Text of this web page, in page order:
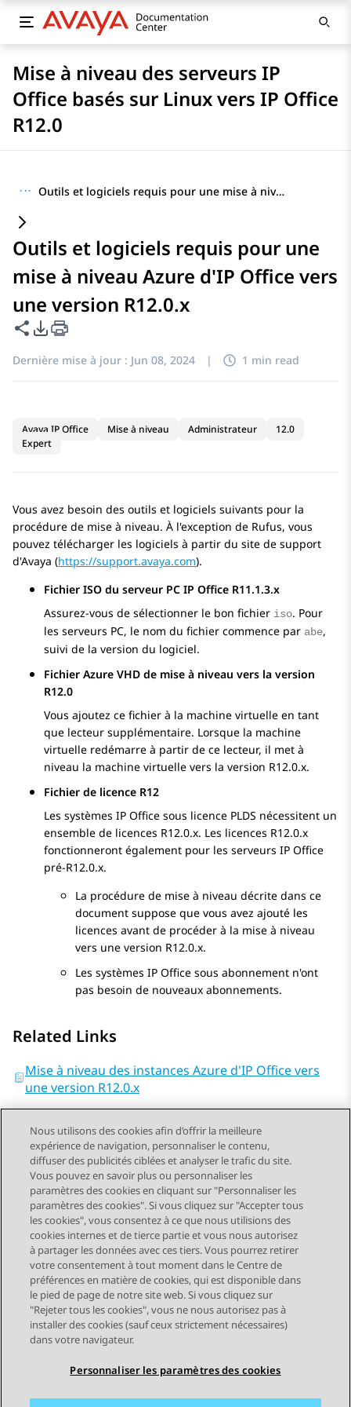
Mise à niveau des serveurs IP
Office basés sur Linux vers IP Office
R12.0
··· Outils et logiciels requis pour une mise à niveau Azure d'IP Office vers une version R12.0.x
Outils et logiciels requis pour une
mise à niveau Azure d'IP Office vers
une version R12.0.x
Partager cette page
Options d'exportation PDF
Dernière mise à jour : Jun 08, 2024 | 1 min read
Avaya IP Office Mise à niveau Administrateur
12.0
Expert
Vous avez besoin des outils et logiciels suivants pour la
procédure de mise à niveau. À l'exception de Rufus, vous
pouvez télécharger les logiciels à partir du site de support
d'Avaya (https://support.avaya.com).
Fichier ISO du serveur PC IP Office R11.1.3.x
Assurez-vous de sélectionner le bon fichier iso. Pour
les serveurs PC, le nom du fichier commence par abe,
suivi de la version du logiciel.
Fichier Azure VHD de mise à niveau vers la version
R12.0
Vous ajoutez ce fichier à la machine virtuelle en tant
que lecteur supplémentaire. Lorsque la machine
virtuelle redémarre à partir de ce lecteur, il met à
niveau la machine virtuelle vers la version R12.0.x.
Fichier de licence R12
Les systèmes IP Office sous licence PLDS nécessitent un
ensemble de licences R12.0.x. Les licences R12.0.x
fonctionneront également pour les serveurs IP Office
pré-R12.0.x.
La procédure de mise à niveau décrite dans ce
document suppose que vous avez ajouté les
licences avant de procéder à la mise à niveau
vers une version R12.0.x.
Les systèmes IP Office sous abonnement n'ont
pas besoin de nouveaux abonnements.
Related Links
Mise à niveau des instances Azure d'IP Office vers
une version R12.0.x
Send Feedback
Navigation par sujet
Sujet précédent Sujet suivant
STAY CONNECTED
Nous utilisons des cookies afin d’offrir la meilleure
expérience de navigation, personnaliser le contenu,
diffuser des publicités ciblées et analyser le trafic du site.
Vous pouvez en savoir plus ou personnaliser les
paramètres des cookies en cliquant sur "Personnaliser les
paramètres des cookies". Si vous cliquez sur "Accepter tous
les cookies", vous consentez à ce que nous utilisions des
cookies internes et de tierce partie et vous nous autorisez
à partager les données avec ces tiers. Vous pourrez retirer
votre consentement à tout moment dans le Centre de
préférences en matière de cookies, qui est disponible dans
le pied de page de notre site web. Si vous cliquez sur
"Rejeter tous les cookies", vous ne nous autorisez pas à
installer des cookies (sauf ceux strictement nécessaires)
dans votre navigateur.
Personnaliser les paramètres des cookies